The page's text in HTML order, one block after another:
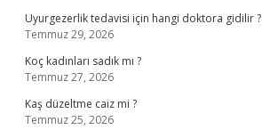
Uyurgezerlik tedavisi için hangi doktora gidilir ?
Temmuz 29, 2026
Koç kadınları sadık mı ?
Temmuz 27, 2026
Kaş düzeltme caiz mi ?
Temmuz 25, 2026